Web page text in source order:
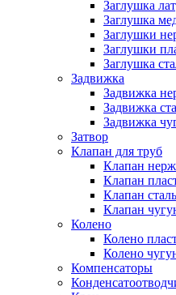
Заглушка
Заглушка
Заглушки
Заглушки
Заглушка
Задвижка
Задвижка
Задвижка
Задвижка
Затвор
Клапан для труб
Клапан
Клапан
Клапан
Клапан
Колено
Колено
Колено
Компенсаторы